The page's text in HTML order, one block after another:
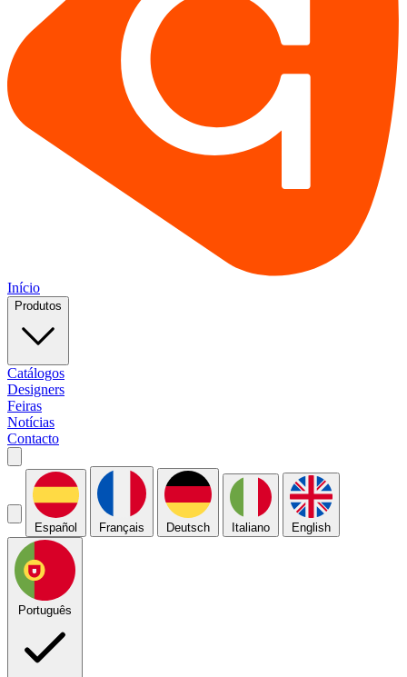
Início
Produtos
Catálogos
Designers
Feiras
Notícias
Contacto
Español Français Deutsch Italiano English
Português